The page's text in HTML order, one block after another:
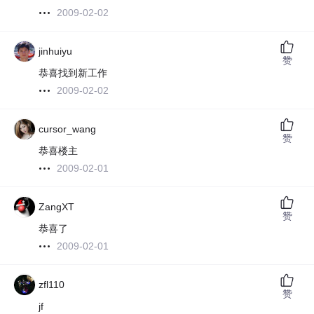
2009-02-02
jinhuiyu
恭喜找到新工作
2009-02-02
赞
cursor_wang
恭喜楼主
2009-02-01
赞
ZangXT
恭喜了
2009-02-01
赞
zfl110
jf
赞